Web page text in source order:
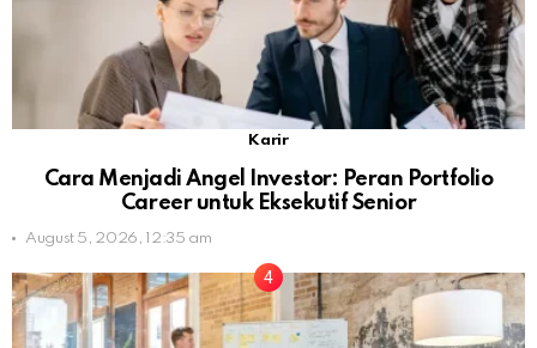
Karir
Cara Menjadi Angel Investor: Peran Portfolio
Career untuk Eksekutif Senior
August 5, 2026, 12:35 am